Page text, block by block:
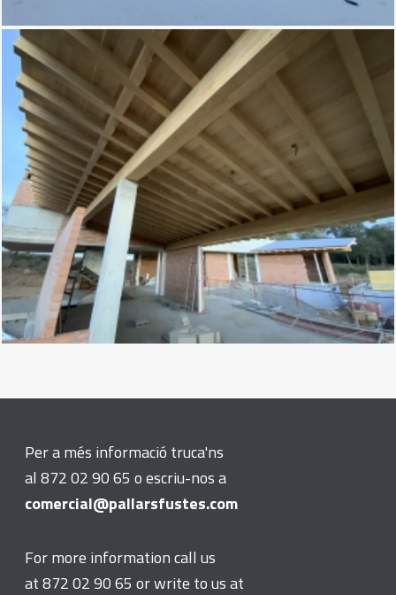
Per a més informació truca'ns
al 872 02 90 65 o escriu-nos a
comercial@pallarsfustes.com
For more information call us
at 872 02 90 65 or write to us at